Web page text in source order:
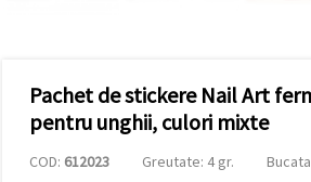
un tip de
cookie -uri
dat și
pe butonul
Pachet de stickere Nail Art
pentru unghii, culori mixte
COD: 612023 Greutate: 4 gr.